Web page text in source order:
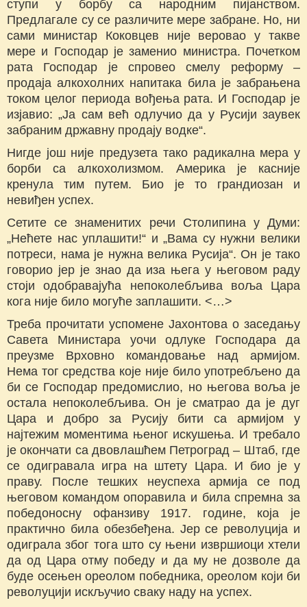
ступи у борбу са народним пијанством.
Предлагале су се различите мере забране. Но, ни
сами министар Коковцев није веровао у такве
мере и Господар је заменио министра. Почетком
рата Господар је спровео смелу реформу –
продаја алкохолних напитака била је забрањена
током целог периода вођења рата. И Господар је
изјавио: „Ја сам већ одлучио да у Русији заувек
забраним државну продају водке“.
Нигде још није предузета тако радикална мера у
борби са алкохолизмом. Америка је касније
кренула тим путем. Био је то грандиозан и
невиђен успех.
Сетите се знаменитих речи Столипина у Думи:
„Нећете нас уплашити!“ и „Вама су нужни велики
потреси, нама је нужна велика Русија“. Он је тако
говорио јер је знао да иза њега у његовом раду
стоји одобравајућа непоколебљива воља Цара
кога није било могуће заплашити. <…>
Треба прочитати успомене Јахонтова о заседању
Савета Министара уочи одлуке Господара да
преузме Врховно командовање над армијом.
Нема тог средства које није било употребљено да
би се Господар предомислио, но његова воља је
остала непоколебљива. Он је сматрао да је дуг
Цара и добро за Русију бити са армијом у
најтежим моментима њеног искушења. И требало
је окончати са двовлашћем Петроград – Штаб, где
се одигравала игра на штету Цара. И био је у
праву. После тешких неуспеха армија се под
његовом командом опоравила и била спремна за
победоносну офанзиву 1917. године, која је
практично била обезбеђена. Јер се револуција и
одиграла због тога што су њени извршиоци хтели
да од Цара отму победу и да му не дозволе да
буде осењен ореолом победника, ореолом који би
револуцији искључио сваку наду на успех.